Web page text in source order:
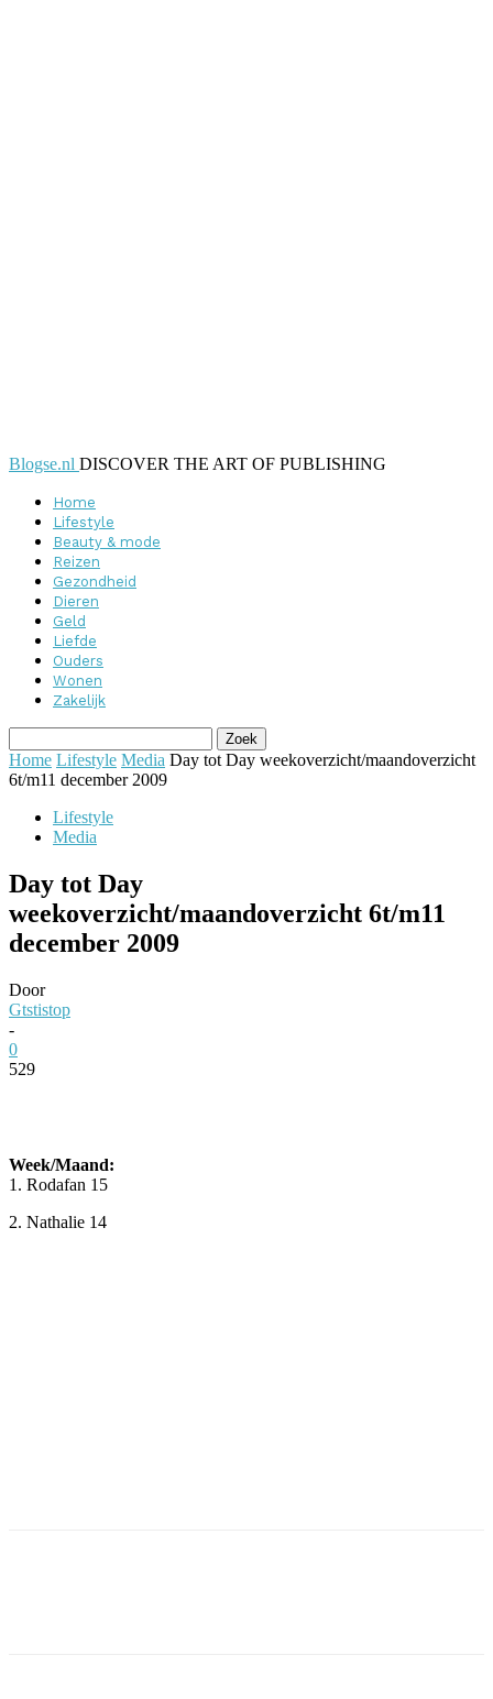
Blogse.nl DISCOVER THE ART OF PUBLISHING
Home
Lifestyle
Beauty & mode
Reizen
Gezondheid
Dieren
Geld
Liefde
Ouders
Wonen
Zakelijk
Home Lifestyle Media Day tot Day weekoverzicht/maandoverzicht
6t/m11 december 2009
Lifestyle
Media
Day tot Day
weekoverzicht/maandoverzicht 6t/m11
december 2009
Door
Gtstistop
-
0
529
Week/Maand:
1. Rodafan 15
2. Nathalie 14